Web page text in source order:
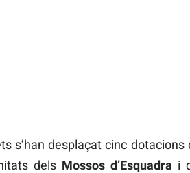
s’han desplaçat cinc
dels Mossos d’Esquadra i